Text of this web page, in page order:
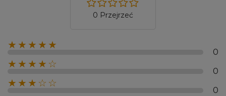
0 Przejrzeć
★★★★★
0
★★★★☆
0
★★★☆☆
0